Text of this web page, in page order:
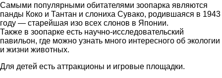
Самыми популярными обитателями зоопарка являются
панды Коко и Тантан и слониха Сувако, родившаяся в 1943
году — старейшая изо всех слонов в Японии.
Также в зоопарке есть научно-исследовательский
павильон, где можно узнать много интересного об экологии
и жизни животных.
Для детей есть аттракционы и игровые площадки.